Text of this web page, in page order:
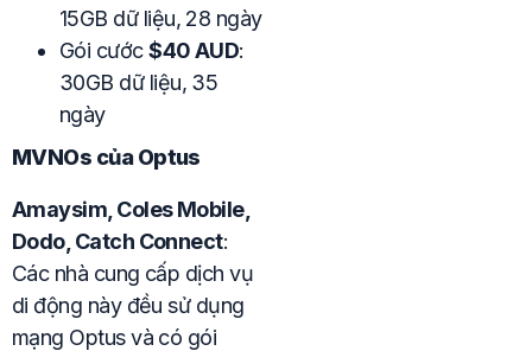
15GB dữ liệu, 28 ngày
Gói cước$40 AUD:
30GB dữ liệu, 35
ngày
MVNOs của Optus
Amaysim, Coles Mobile,
Dodo, Catch Connect:
Các nhà cung cấp dịch vụ
di động này đều sử dụng
mạng Optus và có gói